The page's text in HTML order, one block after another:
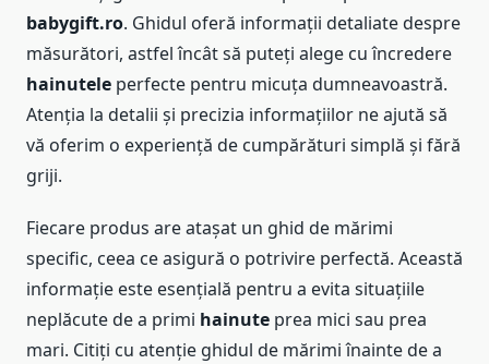
babygift.ro. Ghidul oferă informații detaliate despre
măsurători, astfel încât să puteți alege cu încredere
hainutele perfecte pentru micuța dumneavoastră.
Atenția la detalii și precizia informațiilor ne ajută să
vă oferim o experiență de cumpărături simplă și fără
griji.
Fiecare produs are atașat un ghid de mărimi
specific, ceea ce asigură o potrivire perfectă. Această
informație este esențială pentru a evita situațiile
neplăcute de a primi hainute prea mici sau prea
mari. Citiți cu atenție ghidul de mărimi înainte de a